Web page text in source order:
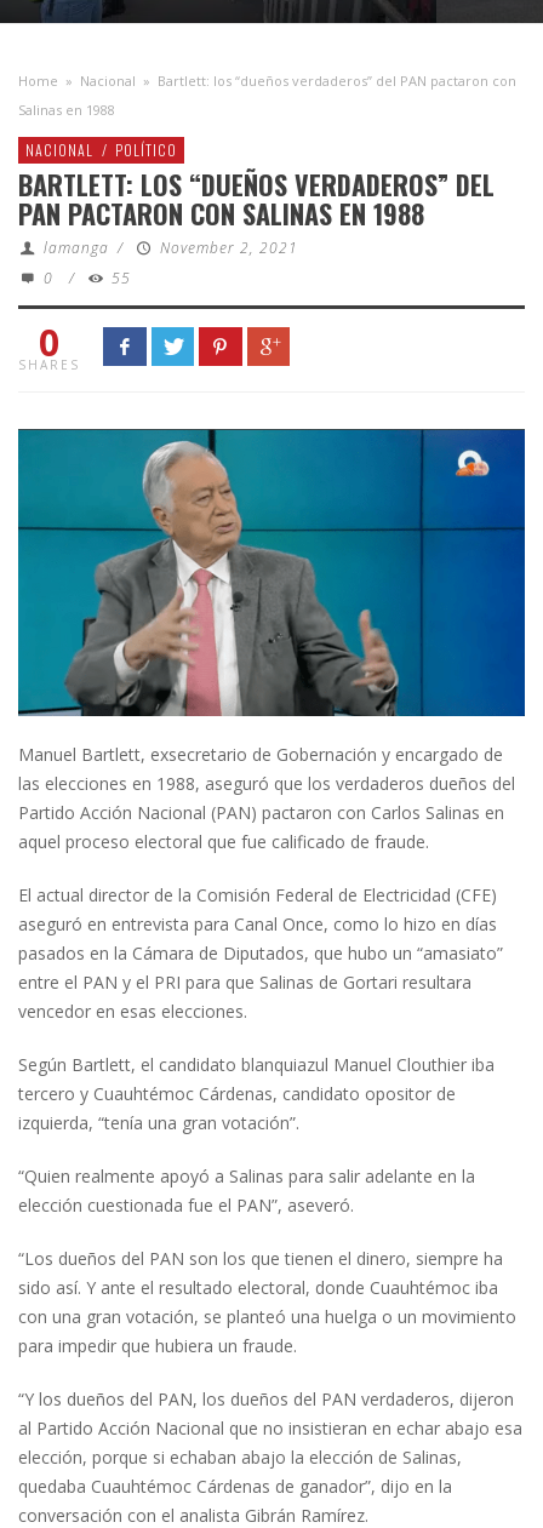
Home » Nacional » Bartlett: los “dueños verdaderos” del PAN pactaron con
Salinas en 1988
NACIONAL / POLÍTICO
BARTLETT: LOS “DUEÑOS VERDADEROS” DEL
PAN PACTARON CON SALINAS EN 1988
lamanga /
November 2, 2021
0
/ 55
0
SHARES
Manuel Bartlett, exsecretario de Gobernación y encargado de
las elecciones en 1988, aseguró que los verdaderos dueños del
Partido Acción Nacional (PAN) pactaron con Carlos Salinas en
aquel proceso electoral que fue calificado de fraude.
El actual director de la Comisión Federal de Electricidad (CFE)
aseguró en entrevista para Canal Once, como lo hizo en días
pasados en la Cámara de Diputados, que hubo un “amasiato”
entre el PAN y el PRI para que Salinas de Gortari resultara
vencedor en esas elecciones.
Según Bartlett, el candidato blanquiazul Manuel Clouthier iba
tercero y Cuauhtémoc Cárdenas, candidato opositor de
izquierda, “tenía una gran votación”.
“Quien realmente apoyó a Salinas para salir adelante en la
elección cuestionada fue el PAN”, aseveró.
“Los dueños del PAN son los que tienen el dinero, siempre ha
sido así. Y ante el resultado electoral, donde Cuauhtémoc iba
con una gran votación, se planteó una huelga o un movimiento
para impedir que hubiera un fraude.
“Y los dueños del PAN, los dueños del PAN verdaderos, dijeron
al Partido Acción Nacional que no insistieran en echar abajo esa
elección, porque si echaban abajo la elección de Salinas,
quedaba Cuauhtémoc Cárdenas de ganador”, dijo en la
conversación con el analista Gibrán Ramírez.